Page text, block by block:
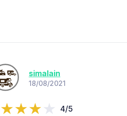
simalain
18/08/2021
4/5